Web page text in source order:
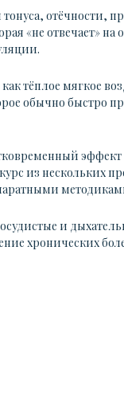
отёчности,
«не отвечает»
тёплое мягкое
обычно быстро
эффект
из нескольких
и
хронических